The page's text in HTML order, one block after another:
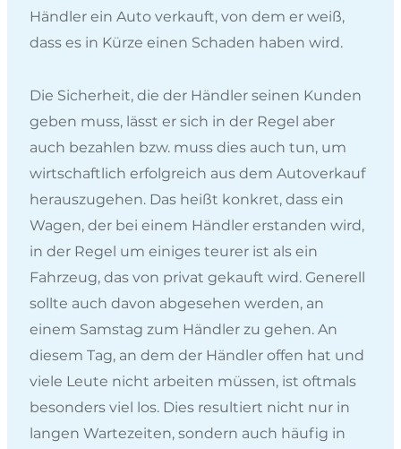
Händler ein Auto verkauft, von dem er weiß,
dass es in Kürze einen Schaden haben wird.
Die Sicherheit, die der Händler seinen Kunden
geben muss, lässt er sich in der Regel aber
auch bezahlen bzw. muss dies auch tun, um
wirtschaftlich erfolgreich aus dem Autoverkauf
herauszugehen. Das heißt konkret, dass ein
Wagen, der bei einem Händler erstanden wird,
in der Regel um einiges teurer ist als ein
Fahrzeug, das von privat gekauft wird. Generell
sollte auch davon abgesehen werden, an
einem Samstag zum Händler zu gehen. An
diesem Tag, an dem der Händler offen hat und
viele Leute nicht arbeiten müssen, ist oftmals
besonders viel los. Dies resultiert nicht nur in
langen Wartezeiten, sondern auch häufig in